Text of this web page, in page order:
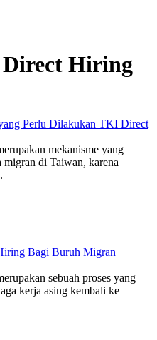
Hiring
Perlu Dilakukan TKI Direct
mekanisme yang
migran di Taiwan, karena
Bagi Buruh Migran
sebuah proses yang
kerja asing kembali ke